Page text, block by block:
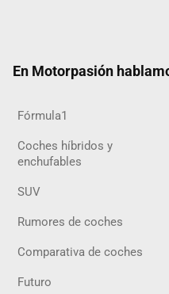
En Motorpasión
Fórmula1
Coches híbridos y
enchufables
SUV
Rumores de coches
Comparativa de coches
Futuro